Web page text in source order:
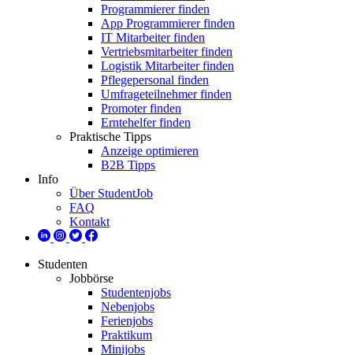
Programmierer finden
App Programmierer finden
IT Mitarbeiter finden
Vertriebsmitarbeiter finden
Logistik Mitarbeiter finden
Pflegepersonal finden
Umfrageteilnehmer finden
Promoter finden
Erntehelfer finden
Praktische Tipps
Anzeige optimieren
B2B Tipps
Info
Über StudentJob
FAQ
Kontakt
Studenten
Jobbörse
Studentenjobs
Nebenjobs
Ferienjobs
Praktikum
Minijobs